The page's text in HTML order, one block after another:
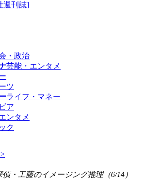
・政治
芸能・エンタメ
ツ
ライフ・マネー
ア
ンタメ
ク
>
偵・工藤のイメージング推理（6/14）